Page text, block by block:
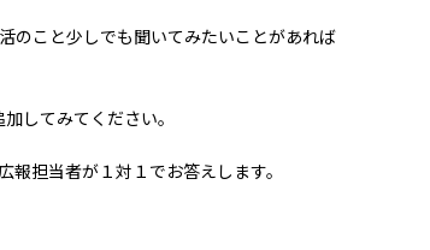
のこと少しでも聞いてみたいことがあれば
してみてください。
担当者が１対１でお答えします。